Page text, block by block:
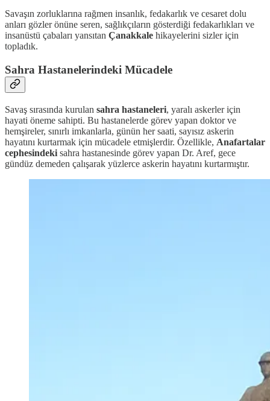
Savaşın zorluklarına rağmen insanlık, fedakarlık ve cesaret dolu
anları gözler önüne seren, sağlıkçıların gösterdiği fedakarlıkları ve
insanüstü çabaları yansıtan Çanakkale hikayelerini sizler için
topladık.
Sahra Hastanelerindeki Mücadele
Savaş sırasında kurulan sahra hastaneleri, yaralı askerler için
hayati öneme sahipti. Bu hastanelerde görev yapan doktor ve
hemşireler, sınırlı imkanlarla, günün her saati, sayısız askerin
hayatını kurtarmak için mücadele etmişlerdir. Özellikle, Anafartalar
cephesindeki sahra hastanesinde görev yapan Dr. Aref, gece
gündüz demeden çalışarak yüzlerce askerin hayatını kurtarmıştır.